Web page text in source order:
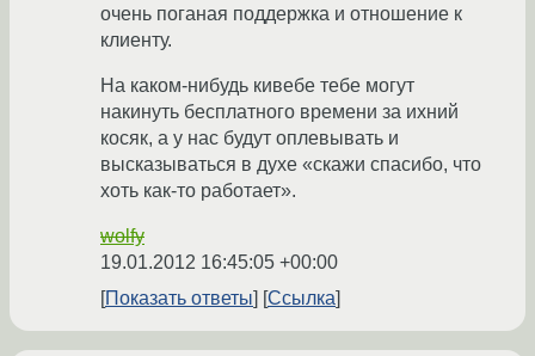
очень поганая поддержка и отношение к
клиенту.
На каком-нибудь кивебе тебе могут
накинуть бесплатного времени за ихний
косяк, а у нас будут оплевывать и
высказываться в духе «скажи спасибо, что
хоть как-то работает».
wolfy
19.01.2012 16:45:05 +00:00
Показать ответы
Ссылка